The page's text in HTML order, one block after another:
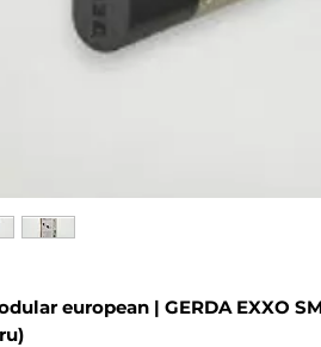
european | GERDA EXXO